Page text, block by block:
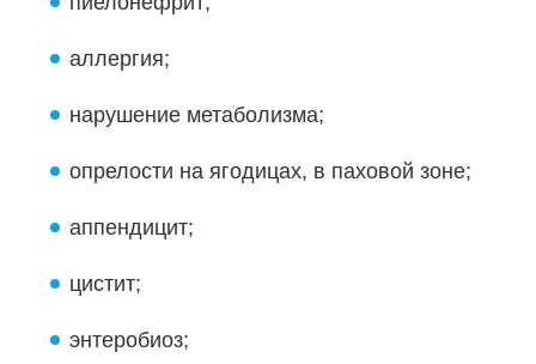
аллергия;
нарушение метаболизма;
опрелости на ягодицах, в паховой зоне;
аппендицит;
цистит;
энтеробиоз;